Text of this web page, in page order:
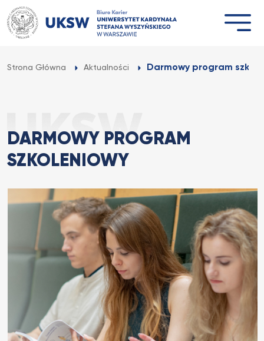
Przejdź
do
treści
Strona Główna Aktualności Darmowy program
DARMOWY PROGRAM
SZKOLENIOWY